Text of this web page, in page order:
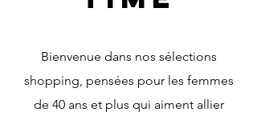
Bienvenue dans nos sélections
shopping, pensées pour les femmes
de 40 ans et plus qui aiment allier